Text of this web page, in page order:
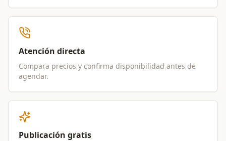
Atención directa
Compara precios y confirma disponibilidad antes de
agendar.
Publicación gratis